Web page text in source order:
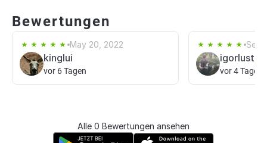
Bewertungen
May 20, 2022
kinglui
vor 6 Tagen
Sep
igorlustig
vor 4 Tagen
Alle 0 Bewertungen ansehen